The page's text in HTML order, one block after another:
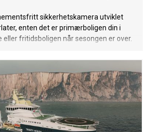
sikkerhetskamera utviklet
enten det er primærboligen din i
fritidsboligen når sesongen er over.